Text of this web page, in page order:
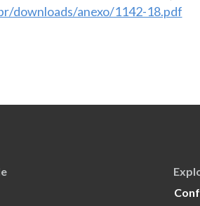
downloads/anexo/1142-18.pdf